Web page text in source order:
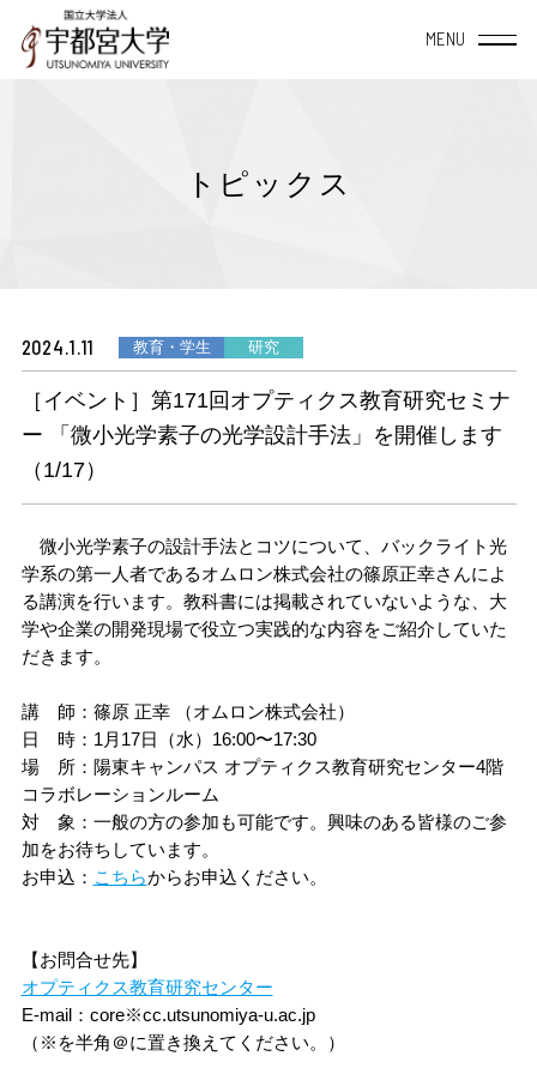
学長室から
宇都宮大学の理念と方針・教育目標について
宇大スピリット
ファクトブック（各種データ）
組織・役員
目標と計画
宇都宮大学の歴史
宇都宮大学歌
採用情報
教育システム
授業案内（シラバス）
教員一覧
研究者情報検索
研究費
FDについて
地域社会連携
地域創生推進機構
自治体等との協定締結一覧
産学連携
TOP
大学との共同研究
研究者情報検索
知的財産活動について
宇都宮大学発ベンチャー
国際交流
TOP
海外留学
海外渡航について
留学生へのサポート
留学生・国際交流センター
基金・ファンド
TOP
3C基金
峰ヶ丘地域貢献ファンド
キャンパスマップ
アクセスマップ
データサイエンス 経営学部
地域デザイン科学部
共同教育学部
工学部
農学部
大学院
附属施設・組織
TOP
学内共同施設
アドミッションセンター
情報通信基盤センター
留学生・国際交流センター
キャリアセンター
保健管理センター
研究推進機構
TOP
バイオサイエンス 教育研究センター
オプティクス教育研究センター
ロボティクス・工農技術研究所
大学教育推進機構
TOP
基盤教育センター
教職センター
地域創生推進機構
TOP
社会共創促進センター
イノベーション支援センター
未来農学共創センター
地域デザイン科学部附属施設
地域デザイン科学部附属
国際学部附属施設
共同教育学部附属学校園
工学部附属施設
工学部附属ものづくり 創成工学センター
附属図書館
宇都宮大学を活用
TOP
アドミッション・ポリシー
入試情報
オープンキャンパス
イベント情報
留学
大学との連携
大学施設の利用
キャンパスマップ
大学の施設の利用について
その他の施設案内
一般向け講座・セミナー
進学説明会・出前授業（高校生対象）
TOP
地域デザイン科学部出前授業分野一覧
教員への講演依頼
データサイエンス経営学部講演テーマ一覧
教員に関する情報
公開講座
研究者総覧
情報公開 資料請求
イベントカレンダー
入試情報
インターネット出願
Web入学手続
トピックス
2024.1.11 教育・学生 研究
［イベント］第171回オプティクス教育研究セミナ
ー 「微小光学素子の光学設計手法」を開催します
（1/17）
微小光学素子の設計手法とコツについて、バックライト光
学系の第一人者であるオムロン株式会社の篠原正幸さんによ
る講演を行います。教科書には掲載されていないような、大
学や企業の開発現場で役立つ実践的な内容をご紹介していた
だきます。
講 師：篠原 正幸 （オムロン株式会社）
日 時：1月17日（水）16:00〜17:30
場 所：陽東キャンパス オプティクス教育研究センター4階
コラボレーションルーム
対 象：一般の方の参加も可能です。興味のある皆様のご参
加をお待ちしています。
お申込： こちらからお申込ください。
【お問合せ先】
オプティクス教育研究センター
E-mail：core※cc.utsunomiya-u.ac.jp
（※を半角＠に置き換えてください。）